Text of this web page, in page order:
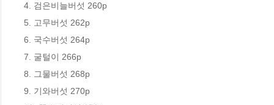
4. 검은비늘버섯 260p
5. 고무버섯 262p
6. 국수버섯 264p
7. 굴털이 266p
8. 그물버섯 268p
9. 기와버섯 270p